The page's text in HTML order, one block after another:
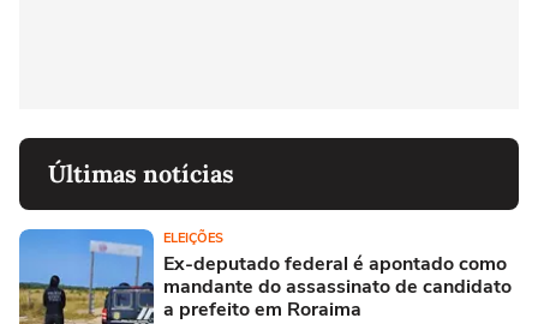
Últimas notícias
ELEIÇÕES
Ex-deputado federal é apontado como
mandante do assassinato de candidato
a prefeito em Roraima